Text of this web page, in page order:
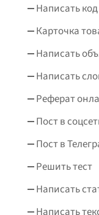
Написать код
Карточка
Написать
Написать
Реферат
Пост в
Пост в
Решить тест
Написать
Написать